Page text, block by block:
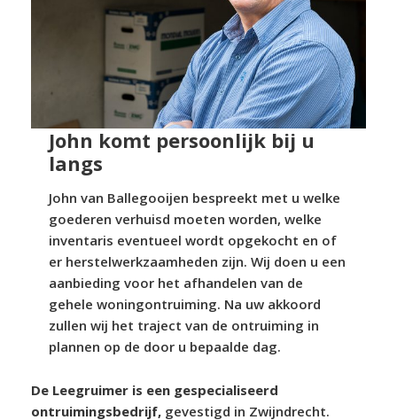
John komt persoonlijk bij u
langs
John van Ballegooijen bespreekt met u welke
goederen verhuisd moeten worden, welke
inventaris eventueel wordt opgekocht en of
er herstelwerkzaamheden zijn. Wij doen u een
aanbieding voor het afhandelen van de
gehele woningontruiming. Na uw akkoord
zullen wij het traject van de ontruiming in
plannen op de door u bepaalde dag.
De Leegruimer is een gespecialiseerd
ontruimingsbedrijf, gevestigd in Zwijndrecht.